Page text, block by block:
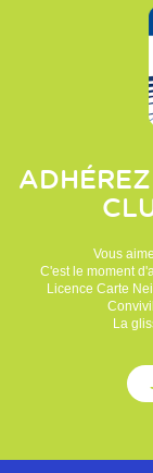
Vous
C'est le moment
Licence Carte
La